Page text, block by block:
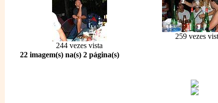
244 vezes vista
259 vezes
22 imagem(s) na(s) 2 página(s)